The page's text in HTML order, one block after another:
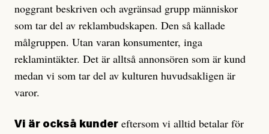
noggrant beskriven och avgränsad grupp människor
som tar del av reklam­budskapen. Den så kallade
målgruppen. Utan varan konsumenter, inga
reklamintäkter. Det är alltså annonsören som är kund
medan vi som tar del av kulturen huvudsakligen är
varor.
Vi är också kunder eftersom vi alltid betalar för